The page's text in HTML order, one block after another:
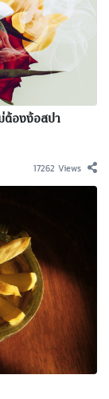
ต้องง้อสปา
17262 Views